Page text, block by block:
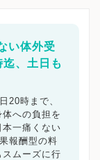
い体外受
、土日も
20時まで、
への負担を
一痛くない
報酬型の料
ムーズに行